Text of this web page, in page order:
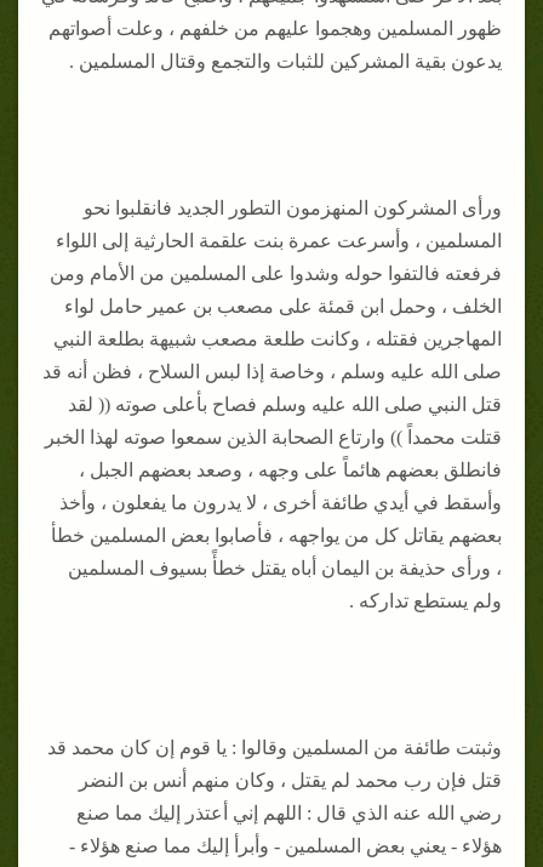
ظهور المسلمين وهجموا عليهم من خلفهم ، وعلت أصواتهم
يدعون بقية المشركين للثبات والتجمع وقتال المسلمين .
ورأى المشركون المنهزمون التطور الجديد فانقلبوا نحو
المسلمين ، وأسرعت عمرة بنت علقمة الحارثية إلى اللواء
فرفعته فالتفوا حوله وشدوا على المسلمين من الأمام ومن
الخلف ، وحمل ابن قمئة على مصعب بن عمير حامل لواء
المهاجرين فقتله ، وكانت طلعة مصعب شبيهة بطلعة النبي
صلى الله عليه وسلم ، وخاصة إذا لبس السلاح ، فظن أنه قد
قتل النبي صلى الله عليه وسلم فصاح بأعلى صوته (( لقد
قتلت محمداً )) وارتاع الصحابة الذين سمعوا صوته لهذا الخبر
فانطلق بعضهم هائماً على وجهه ، وصعد بعضهم الجبل ،
وأسقط في أيدي طائفة أخرى ، لا يدرون ما يفعلون ، وأخذ
بعضهم يقاتل كل من يواجهه ، فأصابوا بعض المسلمين خطأ
، ورأى حذيفة بن اليمان أباه يقتل خطأً بسيوف المسلمين
ولم يستطع تداركه .
وثبتت طائفة من المسلمين وقالوا : يا قوم إن كان محمد قد
قتل فإن رب محمد لم يقتل ، وكان منهم أنس بن النضر
رضي الله عنه الذي قال : اللهم إني أعتذر إليك مما صنع
هؤلاء - يعني بعض المسلمين - وأبرأ إليك مما صنع هؤلاء -